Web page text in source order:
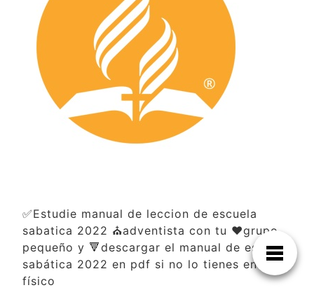
✅Estudie manual de leccion de escuela
sabatica 2022 ⛪adventista con tu ❤️grupo
pequeño y 🔻descargar el manual de escuela
sabática 2022 en pdf si no lo tienes en
físico